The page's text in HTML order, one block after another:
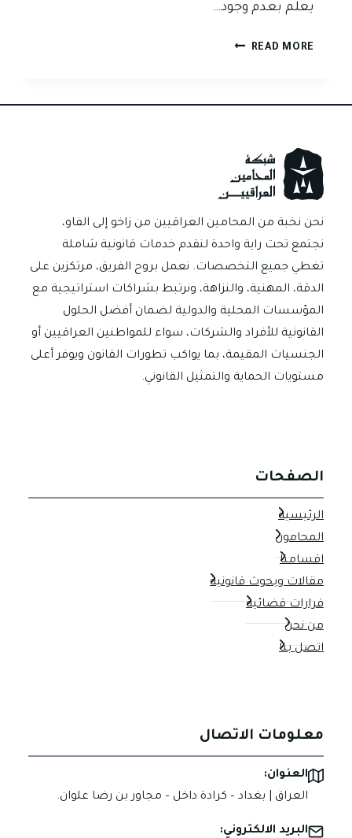
يعلم بعدم وجود…
READ MORE هل
مسؤولية
القانون
العراقي؟
نحن نخبة من المحامين العراقيين من زاخو إلى الفاو،
نجتمع تحت راية واحدة لنقدم خدمات قانونية شاملة
تغطي جميع التخصصات. نعمل بروح الفريق، مرتكزين على
الدقة، المهنية، والنزاهة، ونرتبط بشراكات استراتيجية مع
المؤسسات المحلية والدولية لضمان أفضل الحلول
القانونية للأفراد والشركات، سواء للمواطنين العراقيين أو
الجنسيات المقيمة، بما يواكب تطورات القانون ويوفر أعلى
مستويات الحماية والتمثيل القانوني.
الصفحات
الرئيسية
المحامون
اقسامنا
مقالات وبحوث قانونية
قرارات قضائية
من نحن
اتصل بنا
معلومات الاتصال
العنوان:
العراق | بغداد – كرادة داخل – مجاور بن رضا علوان.
البريد الالكتروني: